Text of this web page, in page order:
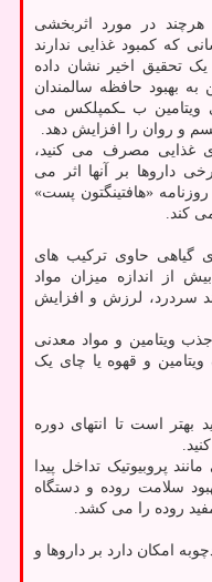
هرچند در مورد اثربخشی
که کمبود غذایی ندارند
یک تحقیق اخیر نشان داده
بهبود حافظه سالمندان
ویتامین ب ـکمپلکس می
و روان را افزایش دهد.
غذایی مصرف می کنید،
داروها بر آنها اثر می
«هافتینگتون پست»
کند.
حاوی ترکیب های
از اندازه میزان مواد
سردرد، لرزش و افزایش
جذب ویتامین و مواد معدنی
و قهوه یا چای یک
بهتر است تا انتهای دوره
پروبیوتیک تداخل پیدا
سلامت روده و دستگاه
روده را می کشد.
امکان دارد بر داروها و